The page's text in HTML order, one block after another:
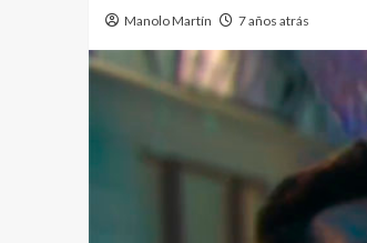
Manolo Martín 7 años atrás